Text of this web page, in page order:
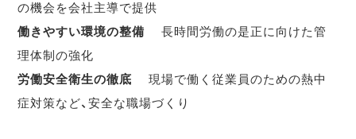
の機会を会社主導で提供
働きやすい環境の整備 長時間労働の是正に向けた管
理体制の強化
労働安全衛生の徹底 現場で働く従業員のための熱中
症対策など、安全な職場づくり